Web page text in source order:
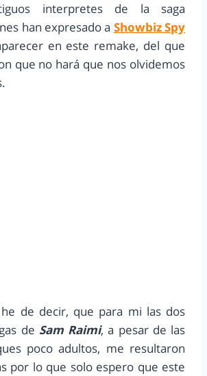
interpretes de la saga
han expresado a Showbiz Spy
en este remake, del que
que no hará que nos olvidemos
de decir, que para mi las dos
de Sam Raimi, a pesar de las
poco adultos, me resultaron
por lo que solo espero que este